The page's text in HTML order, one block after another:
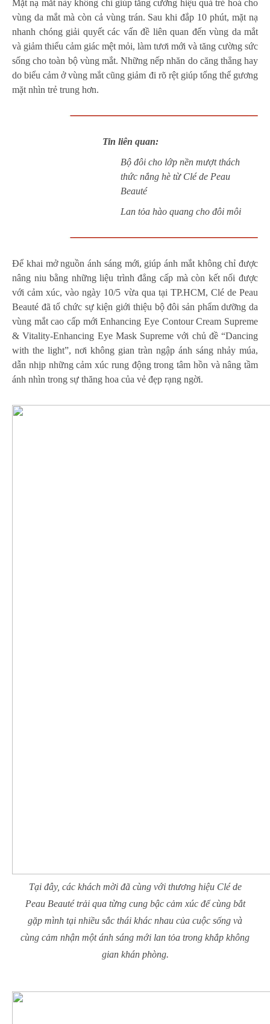
Mặt nạ mắt này không chỉ giúp tăng cường hiệu quả trẻ hoá cho
vùng da mắt mà còn cả vùng trán. Sau khi đắp 10 phút, mặt nạ
nhanh chóng giải quyết các vấn đề liên quan đến vùng da mắt
và giảm thiểu cảm giác mệt mỏi, làm tươi mới và tăng cường sức
sống cho toàn bộ vùng mắt. Những nếp nhăn do căng thẳng hay
do biểu cảm ở vùng mắt cũng giảm đi rõ rệt giúp tổng thể gương
mặt nhìn trẻ trung hơn.
Tin liên quan:
Bộ đôi cho lớp nền mượt thách
thức nắng hè từ Clé de Peau
Beauté
Lan tỏa hào quang cho đôi môi
Để khai mở nguồn ánh sáng mới, giúp ánh mắt không chỉ được
nâng niu bằng những liệu trình đẳng cấp mà còn kết nối được
với cảm xúc, vào ngày 10/5 vừa qua tại TP.HCM, Clé de Peau
Beauté đã tổ chức sự kiện giới thiệu bộ đôi sản phẩm dưỡng da
vùng mắt cao cấp mới Enhancing Eye Contour Cream Supreme
& Vitality-Enhancing Eye Mask Supreme với chủ đề “Dancing
with the light”, nơi không gian tràn ngập ánh sáng nhảy múa,
dẫn nhịp những cảm xúc rung động trong tâm hồn và nâng tầm
ánh nhìn trong sự thăng hoa của vẻ đẹp rạng ngời.
Tại đây, các khách mời đã cùng với thương hiệu Clé de
Peau Beauté trải qua từng cung bậc cảm xúc để cùng bắt
gặp mình tại nhiều sắc thái khác nhau của cuộc sống và
cùng cảm nhận một ánh sáng mới lan tỏa trong khắp không
gian khán phòng.